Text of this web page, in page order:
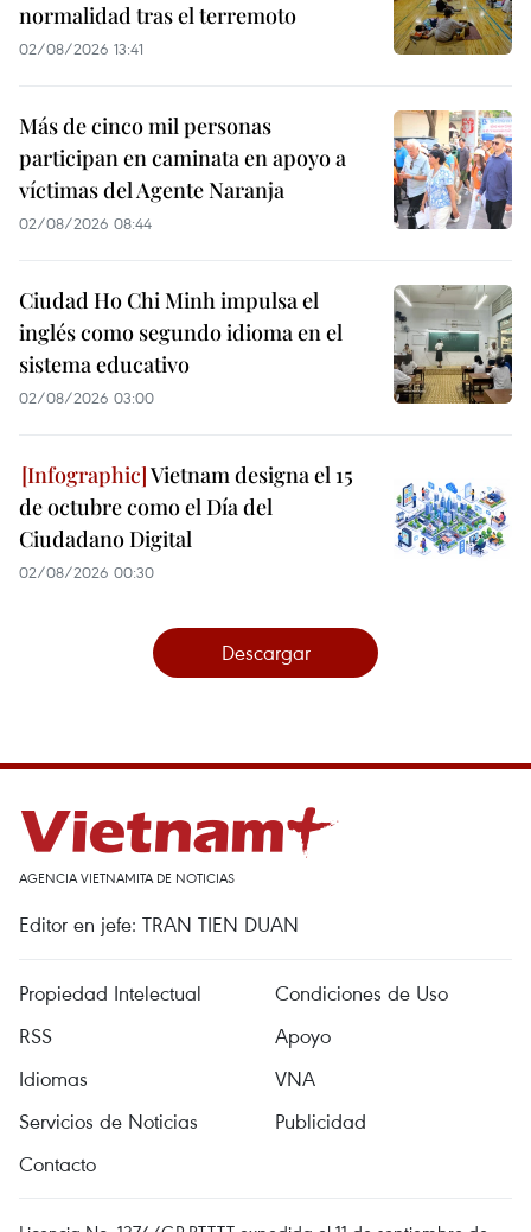
normalidad tras el terremoto
02/08/2026 13:41
Más de cinco mil personas
participan en caminata en apoyo a
víctimas del Agente Naranja
02/08/2026 08:44
Ciudad Ho Chi Minh impulsa el
inglés como segundo idioma en el
sistema educativo
02/08/2026 03:00
Vietnam designa el 15
de octubre como el Día del
Ciudadano Digital
02/08/2026 00:30
Descargar
AGENCIA VIETNAMITA DE NOTICIAS
Editor en jefe: TRAN TIEN DUAN
Propiedad Intelectual
Condiciones de Uso
RSS
Apoyo
Idiomas
VNA
Servicios de Noticias
Publicidad
Contacto